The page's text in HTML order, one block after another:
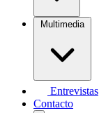
Multimedia
Entrevistas
Contacto